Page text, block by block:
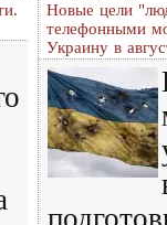
Новые цели
телефонными
Украину в